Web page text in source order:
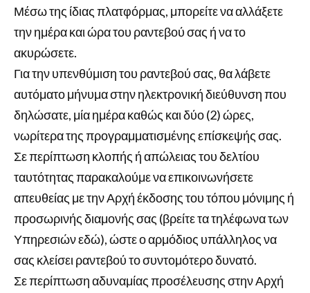
Μέσω της ίδιας πλατφόρμας, μπορείτε να αλλάξετε
την ημέρα και ώρα του ραντεβού σας ή να το
ακυρώσετε.
Για την υπενθύμιση του ραντεβού σας, θα λάβετε
αυτόματο μήνυμα στην ηλεκτρονική διεύθυνση που
δηλώσατε, μία ημέρα καθώς και δύο (2) ώρες,
νωρίτερα της προγραμματισμένης επίσκεψής σας.
Σε περίπτωση κλοπής ή απώλειας του δελτίου
ταυτότητας παρακαλούμε να επικοινωνήσετε
απευθείας με την Αρχή έκδοσης του τόπου μόνιμης ή
προσωρινής διαμονής σας (βρείτε τα τηλέφωνα των
Υπηρεσιών εδώ), ώστε ο αρμόδιος υπάλληλος να
σας κλείσει ραντεβού το συντομότερο δυνατό.
Σε περίπτωση αδυναμίας προσέλευσης στην Αρχή